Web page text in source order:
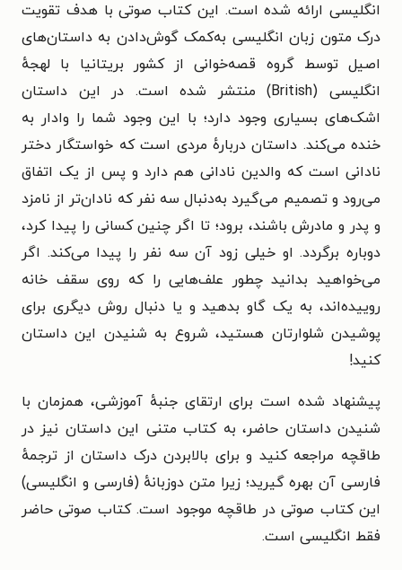
انگلیسی ارائه شده است. این کتاب صوتی با هدف تقویت
درک متون زبان انگلیسی به‌کمک گوش‌دادن به داستان‌های
اصیل توسط گروه قصه‌خوانی از کشور بریتانیا با لهجهٔ
انگلیسی (British) منتشر شده است. در این داستان
اشک‌های بسیاری وجود دارد؛ با این وجود شما را وادار به
خنده می‌کند. داستان دربارهٔ مردی است که خواستگار دختر
نادانی است که والدین نادانی هم دارد و پس از یک اتفاق
می‌رود و تصمیم می‌گیرد به‌دنبال سه نفر که نادان‌تر از نامزد
و پدر و مادرش باشند، برود؛ تا اگر چنین کسانی را پیدا کرد،
دوباره برگردد. او خیلی زود آن سه نفر را پیدا می‌کند. اگر
می‌خواهید بدانید چطور علف‌هایی را که روی سقف خانه
روییده‌اند، به یک گاو بدهید و یا دنبال روش دیگری برای
پوشیدن شلوارتان هستید، شروع به شنیدن این داستان
کنید!
پیشنهاد شده است برای ارتقای جنبهٔ آموزشی، همزمان با
شنیدن داستان حاضر، به کتاب متنی این داستان نیز در
طاقچه مراجعه کنید و برای بالابردن درک داستان از ترجمهٔ
فارسی آن بهره گیرید؛ زیرا متن دوزبانهٔ (فارسی و انگلیسی)
این کتاب صوتی در طاقچه موجود است. کتاب صوتی حاضر
فقط انگلیسی است.